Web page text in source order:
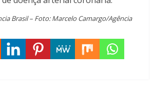
Brasil – Foto: Marcelo Camargo/Agência